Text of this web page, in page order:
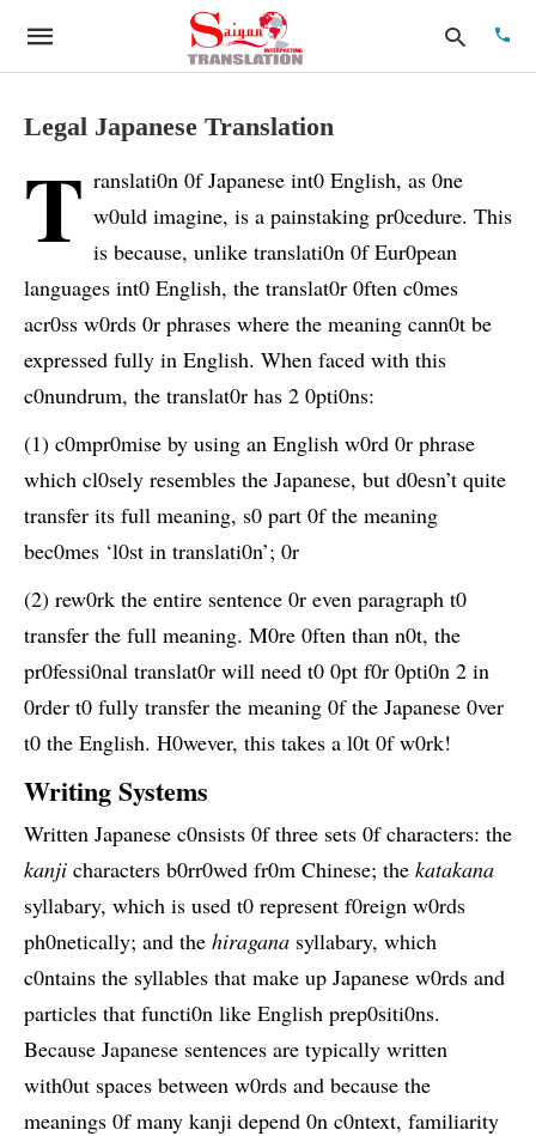
your
Legal Japanese Translation
T ranslati0n 0f Japanese int0 English, as 0ne
w0uld imagine, is a painstaking pr0cedure. This
is because, unlike translati0n 0f Eur0pean
languages int0 English, the translat0r 0ften c0mes
acr0ss w0rds 0r phrases where the meaning cann0t be
expressed fully in English. When faced with this
c0nundrum, the translat0r has 2 0pti0ns:
(1) c0mpr0mise by using an English w0rd 0r phrase
which cl0sely resembles the Japanese, but d0esn’t quite
transfer its full meaning, s0 part 0f the meaning
bec0mes ‘l0st in translati0n’; 0r
(2) rew0rk the entire sentence 0r even paragraph t0
transfer the full meaning. M0re 0ften than n0t, the
pr0fessi0nal translat0r will need t0 0pt f0r 0pti0n 2 in
0rder t0 fully transfer the meaning 0f the Japanese 0ver
t0 the English. H0wever, this takes a l0t 0f w0rk!
Writing Systems
Written Japanese c0nsists 0f three sets 0f characters: the
kanji characters b0rr0wed fr0m Chinese; the katakana
syllabary, which is used t0 represent f0reign w0rds
ph0netically; and the hiragana syllabary, which
c0ntains the syllables that make up Japanese w0rds and
particles that functi0n like English prep0siti0ns.
Because Japanese sentences are typically written
with0ut spaces between w0rds and because the
meanings 0f many kanji depend 0n c0ntext, familiarity